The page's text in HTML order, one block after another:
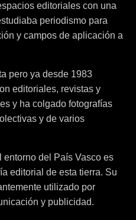
editoriales con una
periodismo para
y campos de aplicación a
pero ya desde 1983
editoriales, revistas y
y ha colgado fotografías
y de varios
entorno del País Vasco es
editorial de esta tierra. Su
utilizado por
y publicidad.